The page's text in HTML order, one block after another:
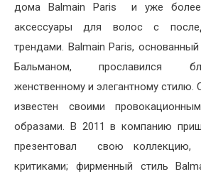
дома Balmain Paris и уже
аксессуары для волос с
трендами. Balmain Paris,
Бальманом, прославился
женственному и элегантному стилю.
известен своими
образами. В 2011 в компанию
презентовал свою коллекцию,
критиками; фирменный стиль